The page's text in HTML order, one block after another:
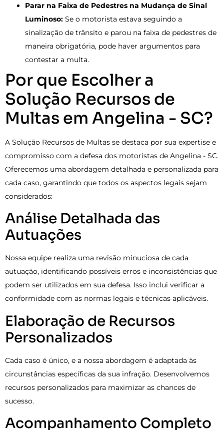
Parar na Faixa de Pedestres na Mudança de Sinal
Luminoso: Se o motorista estava seguindo a
sinalização de trânsito e parou na faixa de pedestres de
maneira obrigatória, pode haver argumentos para
contestar a multa.
Por que Escolher a
Solução Recursos de
Multas em Angelina - SC?
A Solução Recursos de Multas se destaca por sua expertise e
compromisso com a defesa dos motoristas de Angelina - SC.
Oferecemos uma abordagem detalhada e personalizada para
cada caso, garantindo que todos os aspectos legais sejam
considerados:
Análise Detalhada das
Autuações
Nossa equipe realiza uma revisão minuciosa de cada
autuação, identificando possíveis erros e inconsistências que
podem ser utilizados em sua defesa. Isso inclui verificar a
conformidade com as normas legais e técnicas aplicáveis.
Elaboração de Recursos
Personalizados
Cada caso é único, e a nossa abordagem é adaptada às
circunstâncias específicas da sua infração. Desenvolvemos
recursos personalizados para maximizar as chances de
sucesso.
Acompanhamento Completo